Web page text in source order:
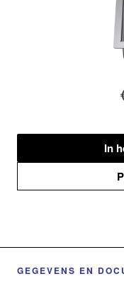
In
GEGEVENS EN